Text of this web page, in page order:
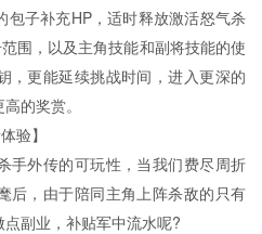
包子补充HP，适时释放激活怒气杀
围，以及主角技能和副将技能的使
，更能延续挑战时间，进入更深的
的奖赏。
验】
手外传的可玩性，当我们费尽周折
后，由于陪同主角上阵杀敌的只有
副业，补贴军中流水呢?